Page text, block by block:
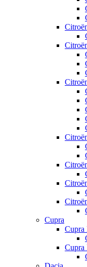
Cupra
Cupra
Cupra